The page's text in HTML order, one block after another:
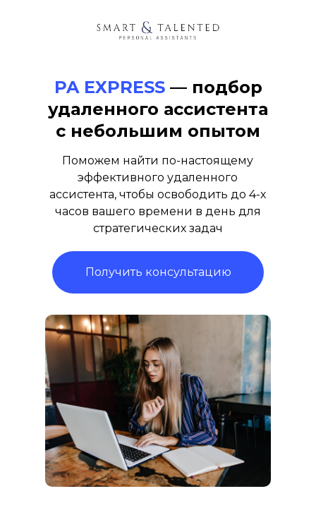
Поможем найти по-настоящему
эффективного удаленного
ассистента, чтобы освободить до 4-х
часов вашего времени в день для
стратегических задач
Получить консультацию
PA EXPRESS— подбор
удаленного ассистента
с небольшим опытом